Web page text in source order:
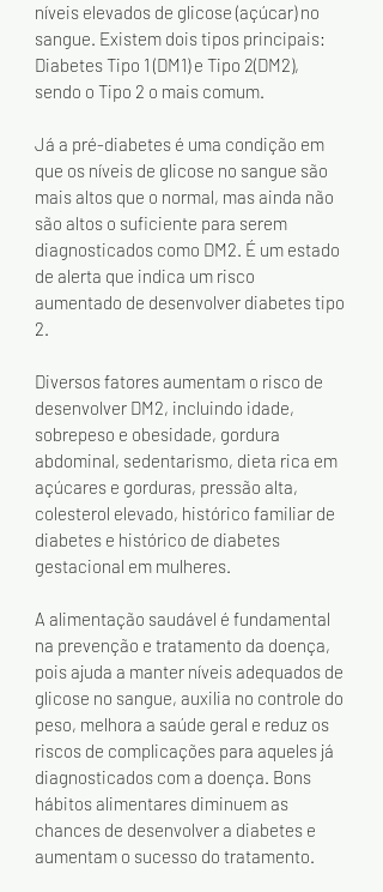
níveis elevados de glicose (açúcar) no
sangue. Existem dois tipos principais:
Diabetes Tipo 1 (DM1) e Tipo 2(DM2),
sendo o Tipo 2 o mais comum.
Já a pré-diabetes é uma condição em
que os níveis de glicose no sangue são
mais altos que o normal, mas ainda não
são altos o suficiente para serem
diagnosticados como DM2. É um estado
de alerta que indica um risco
aumentado de desenvolver diabetes tipo
2.
Diversos fatores aumentam o risco de
desenvolver DM2, incluindo idade,
sobrepeso e obesidade, gordura
abdominal, sedentarismo, dieta rica em
açúcares e gorduras, pressão alta,
colesterol elevado, histórico familiar de
diabetes e histórico de diabetes
gestacional em mulheres.
A alimentação saudável é fundamental
na prevenção e tratamento da doença,
pois ajuda a manter níveis adequados de
glicose no sangue, auxilia no controle do
peso, melhora a saúde geral e reduz os
riscos de complicações para aqueles já
diagnosticados com a doença. Bons
hábitos alimentares diminuem as
chances de desenvolver a diabetes e
aumentam o sucesso do tratamento.